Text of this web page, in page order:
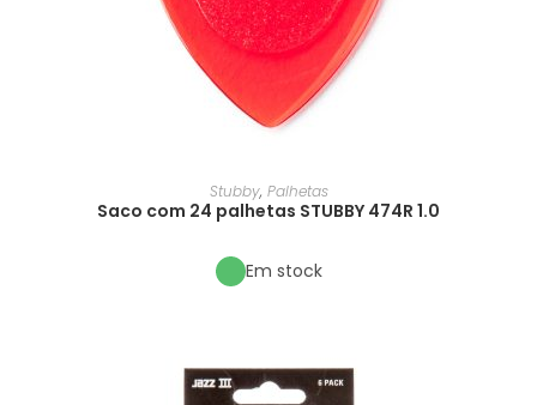
Stubby, Palhetas
Saco com 24 palhetas STUBBY 474R 1.0
Em stock